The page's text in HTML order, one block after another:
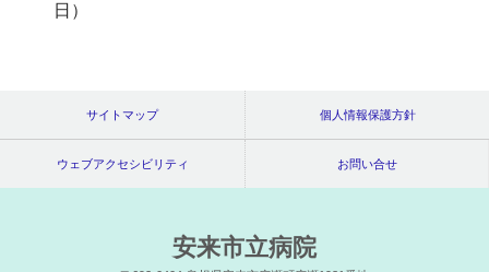
日）
サイトマップ 個人情報保護方針
ウェブアクセシビリティ お問い合せ
安来市立病院